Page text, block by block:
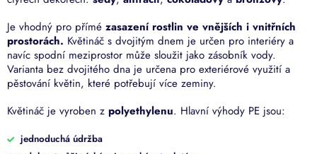
Je vhodný pro přímé zasazení rostlin ve vnějších i vnitřních
prostorách. Květináč s dvojitým dnem je určen pro interiéry a
navíc spodní meziprostor může sloužit jako zásobník vody.
Varianta bez dvojitého dna je určena pro exteriérové využití a
pěstování květin, které potřebují více zeminy.
Květináč je vyroben z polyethylenu. Hlavní výhody PE jsou:
jednoduchá údržba